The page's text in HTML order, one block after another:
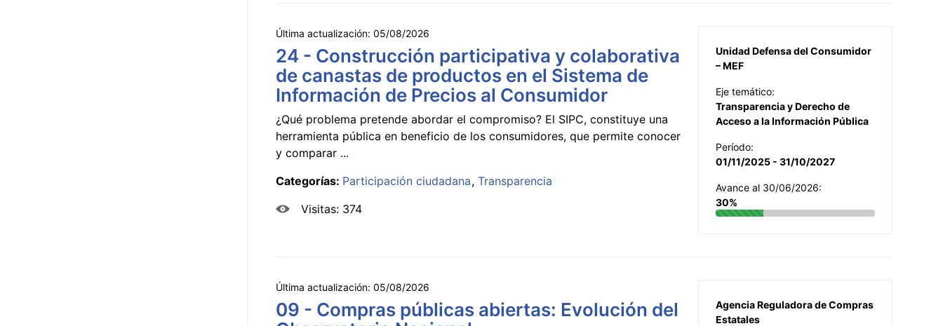
Última actualización: 05/08/2026
24 - Construcción participativa y colaborativa
de canastas de productos en el Sistema de
Información de Precios al Consumidor
¿Qué problema pretende abordar el compromiso? El SIPC, constituye una
herramienta pública en beneficio de los consumidores, que permite conocer
y comparar ...
Categorías: Participación ciudadana Transparencia
Visitas: 374
Unidad Defensa del Consumidor
– MEF
Eje temático:
Transparencia y Derecho de
Acceso a la Información Pública
Período:
01/11/2025 - 31/10/2027
Avance al 30/06/2026:
30%
Última actualización: 05/08/2026
09 - Compras públicas abiertas: Evolución del
Agencia Reguladora de Compras
Estatales